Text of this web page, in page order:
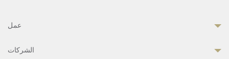
عمل
الشركات